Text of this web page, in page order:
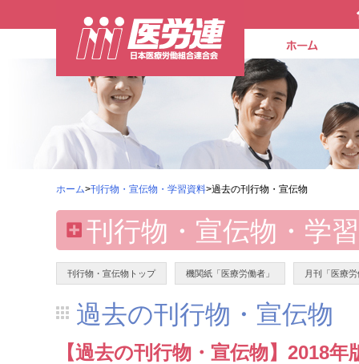
ホーム>刊行物・宣伝物・学習資料>過去の刊行物・宣伝物
刊行物・宣伝物・学
刊行物・宣伝物トップ 機関紙「医療労働者」 月刊「医療
過去の刊行物・宣伝物
【過去の刊行物・宣伝物】2018